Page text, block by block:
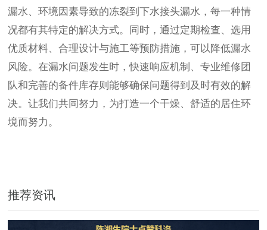
漏水、环境因素导致的冻裂到下水接头漏水，每一种情
况都有其特定的解决方式。同时，通过定期检查、选用
优质材料、合理设计与施工等预防措施，可以降低漏水
风险。在漏水问题发生时，快速响应机制、专业维修团
队和完善的备件库存则能够确保问题得到及时有效的解
决。让我们共同努力，为打造一个干燥、舒适的居住环
境而努力。
推荐资讯